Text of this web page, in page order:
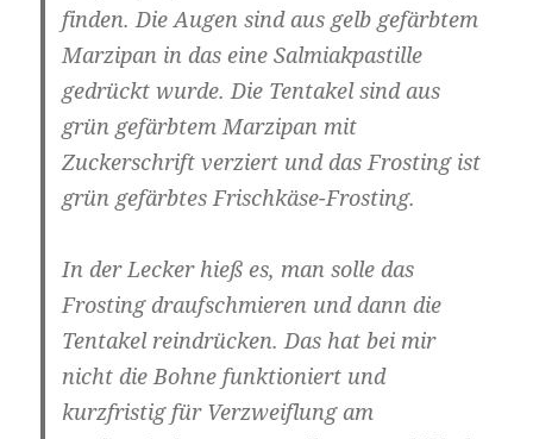
finden. Die Augen sind aus gelb gefärbtem
Marzipan in das eine Salmiakpastille
gedrückt wurde. Die Tentakel sind aus
grün gefärbtem Marzipan mit
Zuckerschrift verziert und das Frosting ist
grün gefärbtes Frischkäse-Frosting.
In der Lecker hieß es, man solle das
Frosting draufschmieren und dann die
Tentakel reindrücken. Das hat bei mir
nicht die Bohne funktioniert und
kurzfristig für Verzweiflung am